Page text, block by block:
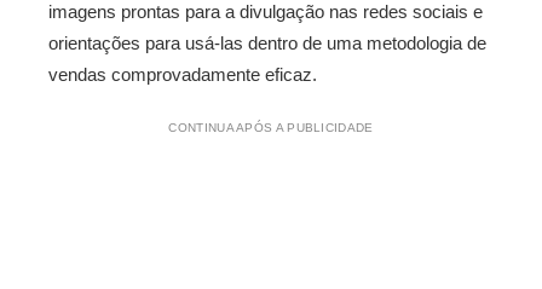
imagens prontas para a divulgação nas redes sociais e
orientações para usá-las dentro de uma metodologia de
vendas comprovadamente eficaz.
CONTINUA APÓS A PUBLICIDADE